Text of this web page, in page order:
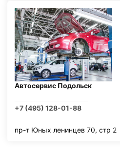
Автосервис Подольск
+7 (495) 128-01-88
пр-т Юных ленинцев 70, стр 2